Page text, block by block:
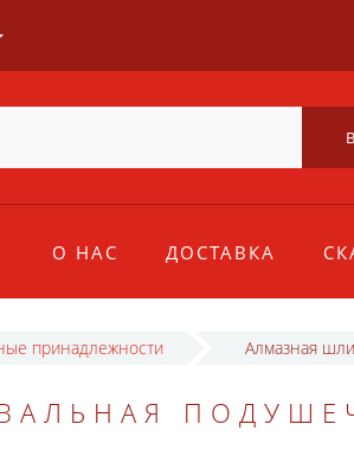
О НАС ДОСТАВКА
принадлежности Алмазная